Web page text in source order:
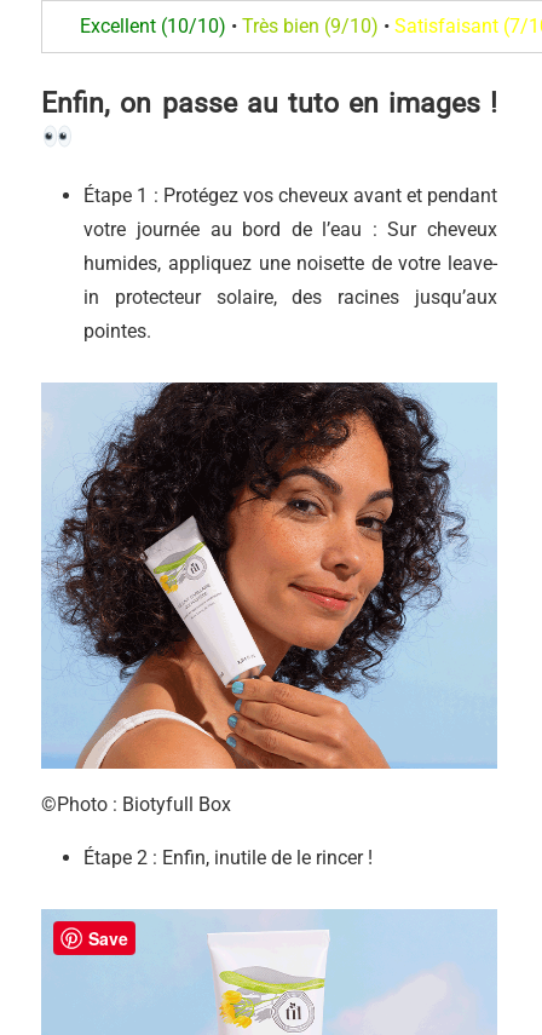
Excellent (10/10) • Très bien (9/10) • Satisfaisant (7/
Enfin, on passe au tuto en images !
Étape 1 : Protégez vos cheveux avant et pendant
votre journée au bord de l’eau : Sur cheveux
humides, appliquez une noisette de votre leave-
in protecteur solaire, des racines jusqu’aux
pointes.
©Photo : Biotyfull Box
Étape 2 : Enfin, inutile de le rincer !
Save